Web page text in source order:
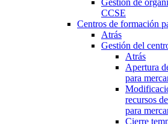
Gestión de
CCSE
Centros de formación
Atrás
Gestión del
Atrás
Apertura
para
recursos
para
Cierre